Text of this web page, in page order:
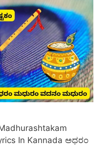
In Kannada ಅಧರಂ